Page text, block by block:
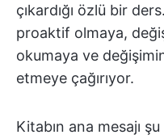
çıkardığı özlü bir
proaktif olmaya,
okumaya ve değişimin
etmeye çağırıyor.
Kitabın ana mesajı